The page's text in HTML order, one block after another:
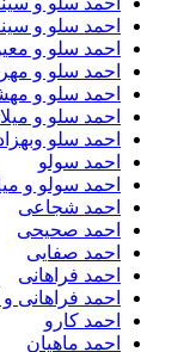
احمد سلو و
احمد سلو و
احمد سلو و
احمد سلو و
احمد سلو و
احمد سلو
احمد سولو
احمد سولو و
احمد شجاعی
احمد صحیحی
احمد صفایی
احمد فراهانی
احمد فراهانی
احمد کارو
احمد ماهیان